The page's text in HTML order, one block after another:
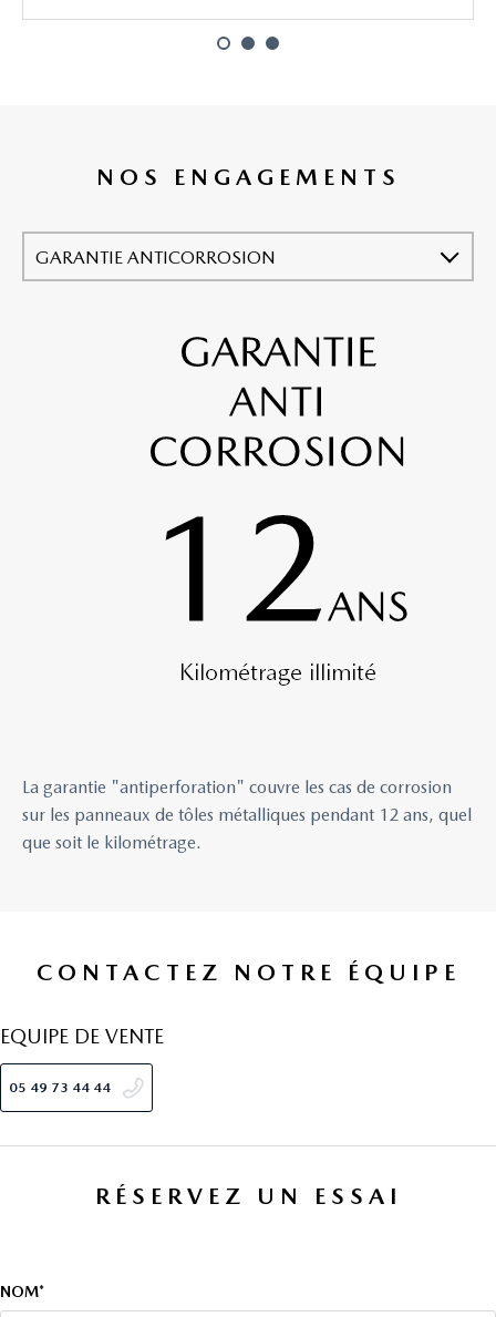
NOS ENGAGEMENTS
GARANTIE ANTICORROSION
La garantie "antiperforation" couvre les cas de corrosion
sur les panneaux de tôles métalliques pendant 12 ans, quel
que soit le kilométrage.
CONTACTEZ NOTRE ÉQUIPE
EQUIPE DE VENTE
05 49 73 44 44
RÉSERVEZ UN ESSAI
NOM*